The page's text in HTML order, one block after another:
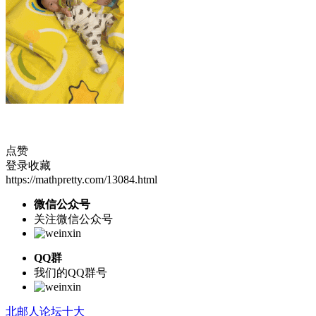
点赞
登录收藏
https://mathpretty.com/13084.html
微信公众号
关注微信公众号
QQ群
我们的QQ群号
北邮人论坛十大